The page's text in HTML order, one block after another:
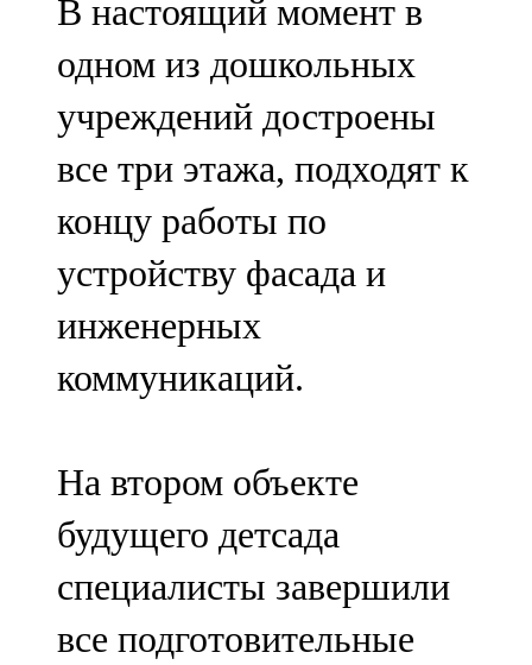
В настоящий момент в
одном из дошкольных
учреждений достроены
все три этажа, подходят к
концу работы по
устройству фасада и
инженерных
коммуникаций.
На втором объекте
будущего детсада
специалисты завершили
все подготовительные